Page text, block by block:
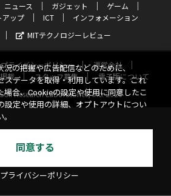
ニュース ガジェット
ゲーム
アップ ICT
インフォメーション
MITテクノロジーレビュー
プライバシーポリシー
運営会社
載 スタッフ募集
電子版について
Research Laboratories, Inc. 2026
の把握や広告配信などのために、
スデータを取得・利用しています。これ
場合、Cookieの設定や使用に同意したこ
設定や使用の詳細、オプトアウトについ
同意する
ライバシーポリシー